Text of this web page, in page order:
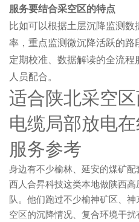
服务要结合采空区的特点
比如可以根据土层沉降监测
率，重点监测微沉降活跃的路
定期校准、数据解读的全流
人员配合。
适合陕北采空
电缆局部放电
服务参考
身边有不少榆林、延安的煤矿
西人合昇科技这类本地做陕西
队。他们跑过不少榆神矿区、
空区的沉降情况、复合环境干